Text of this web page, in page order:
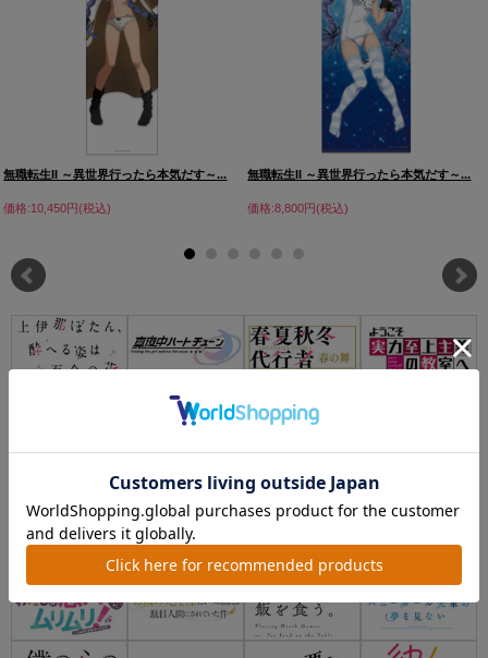
無職転生II ～異世界行ったら本気だす～...
価格:10,450円(税込)
無職転生II ～異世界行ったら本気だす～...
価格:8,800円(税込)